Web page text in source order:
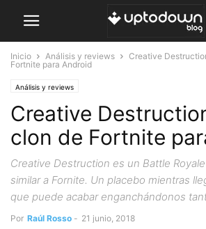
Inicio Análisis y reviews
Creative
Fortnite para Android
Análisis y reviews
Creative
clon de Fortnite
Creative Destruction es un Battle
similar a Fornite. Un placebo mientras
que puede acabar enganchándonos
Por Raúl Rosso - 21 junio, 2018